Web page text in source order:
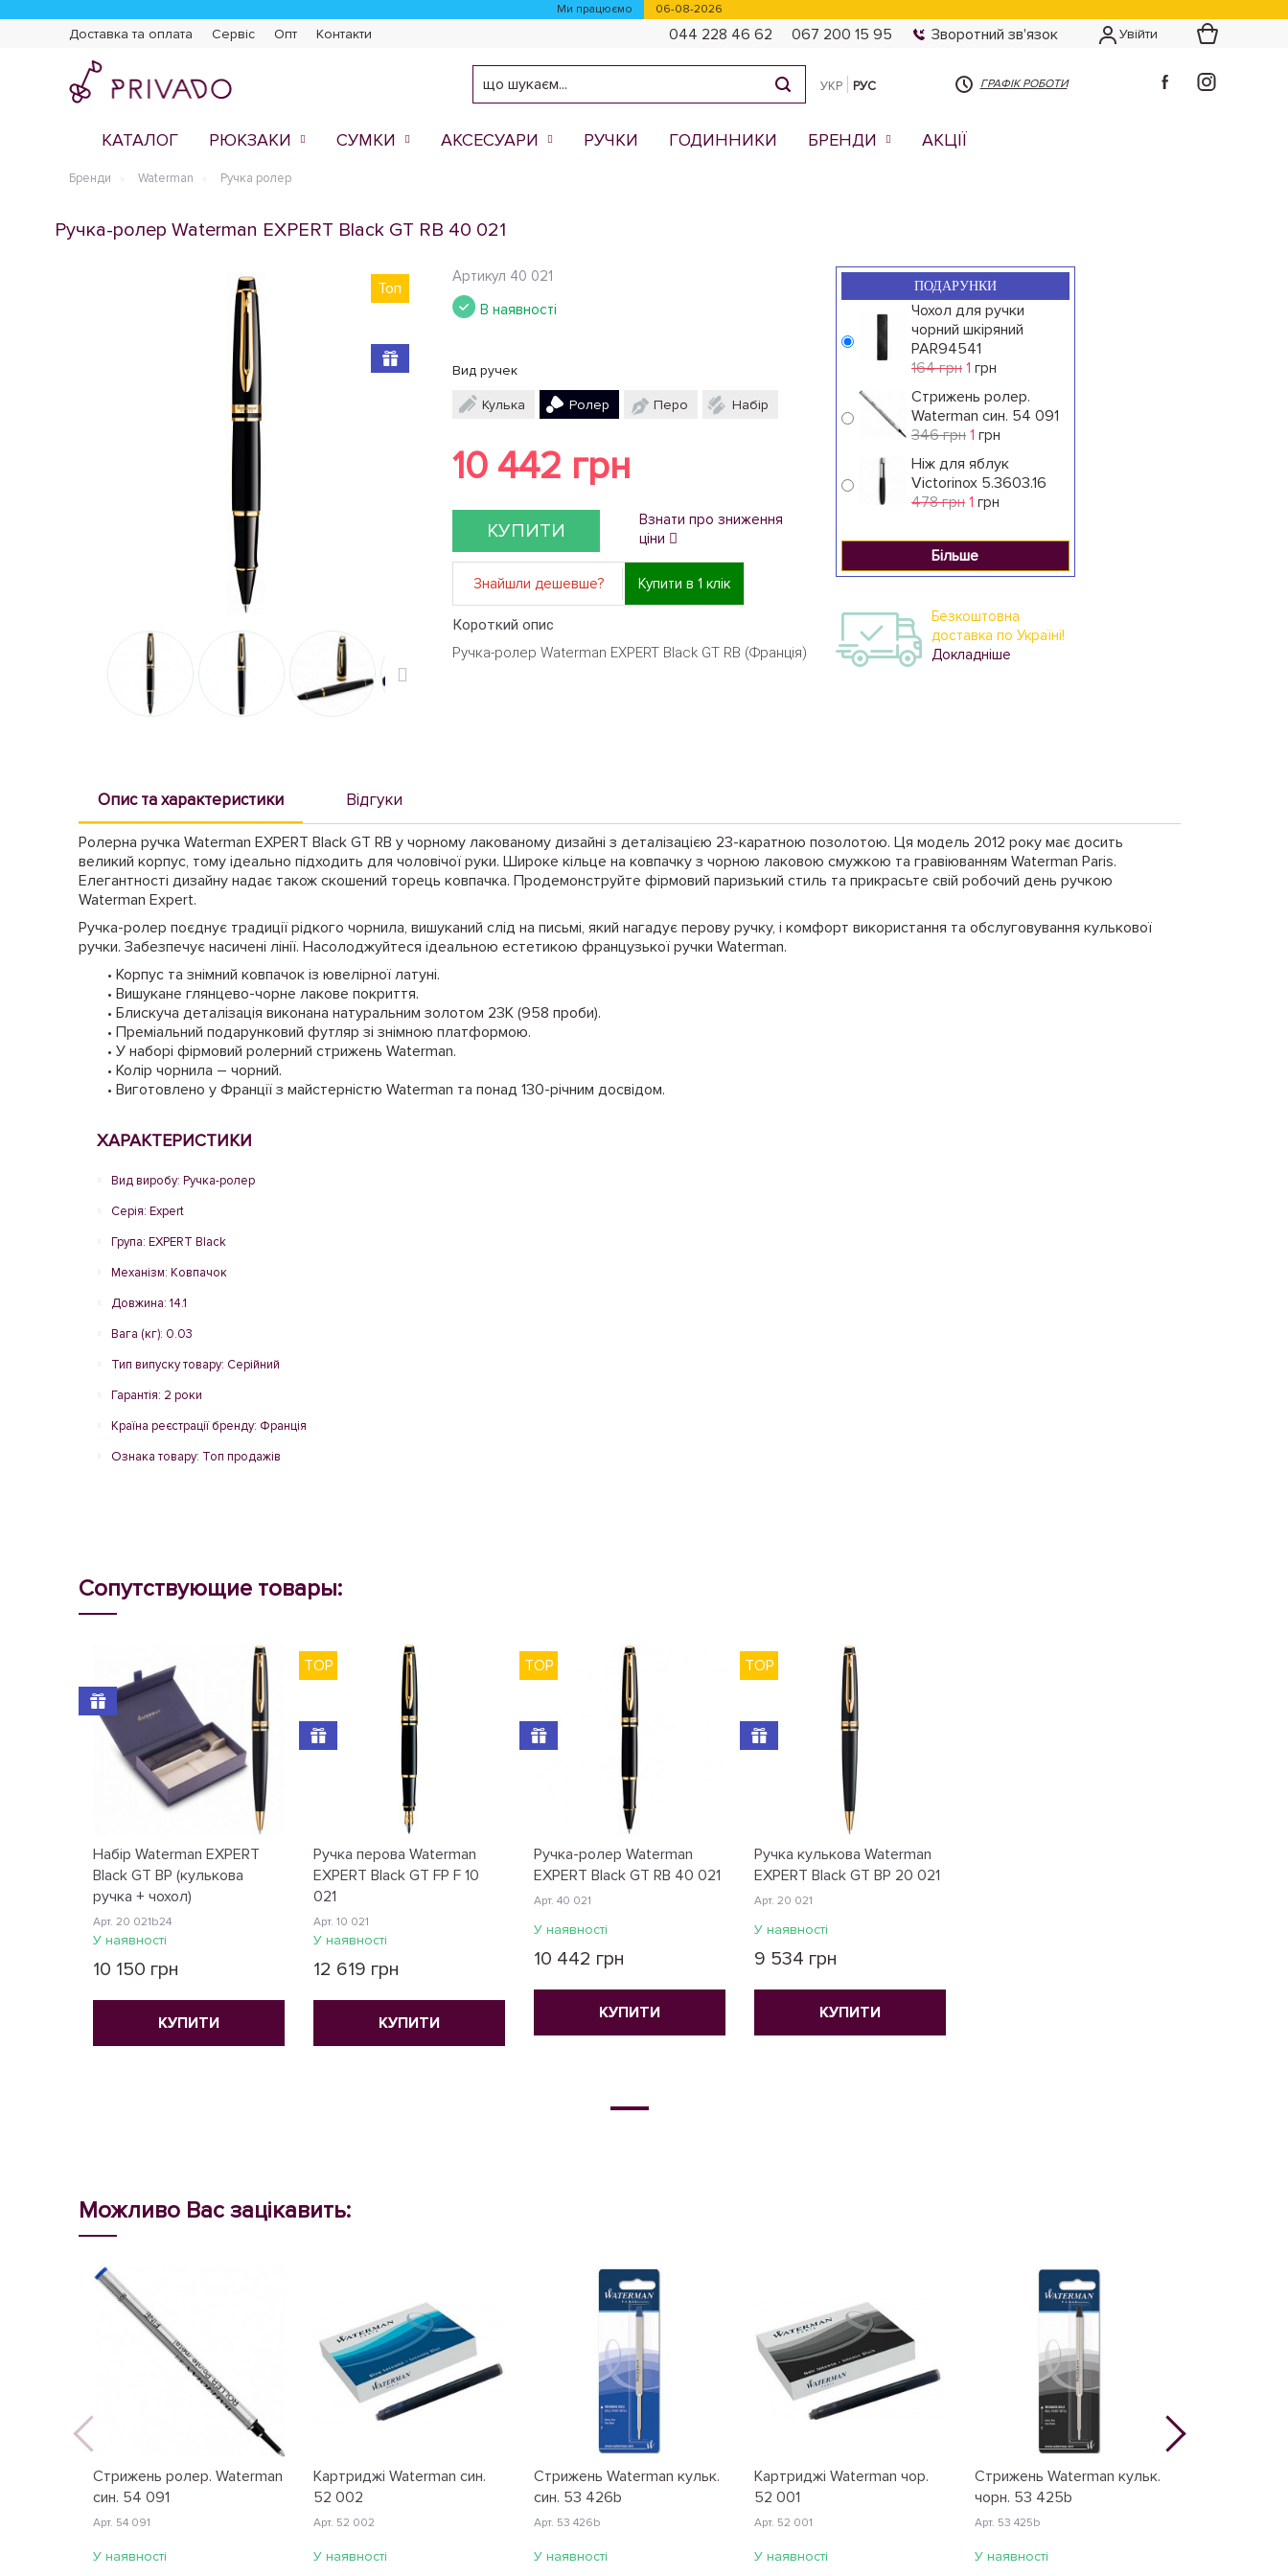
Ми працюємо 06-08-2026
Доставка та оплата Сервіс Опт Контакти 044 228 46 62 067 200 15 95 Зворотний зв'язок Увійти
УКР РУС ГРАФІК РОБОТИ
КАТАЛОГ РЮКЗАКИ СУМКИ АКСЕСУАРИ РУЧКИ ГОДИННИКИ БРЕНДИ АКЦІЇ
Бренди Waterman Ручка ролер
Ручка-ролер Waterman EXPERT Black GT RB 40 021
Топ
Артикул 40 021
В наявності
Вид ручек
Кулька Ролер Перо Набір
10 442 грн
КУПИТИ
Взнати про зниження
ціни
Знайшли дешевше? Купити в 1 клік
Короткий опис
Ручка-ролер Waterman EXPERT Black GT RB (Франція)
ПОДАРУНКИ
Чохол для ручки
чорний шкіряний
PAR94541
164 грн 1 грн
Стрижень ролер.
Waterman син. 54 091
346 грн 1 грн
Ніж для яблук
Victorinox 5.3603.16
478 грн 1 грн
Більше
Безкоштовна
доставка по Україні!
Докладніше
Опис та характеристики Відгуки
Ролерна ручка Waterman EXPERT Black GT RB у чорному лакованому дизайні з деталізацією 23-каратною позолотою. Ця модель 2012 року має досить
великий корпус, тому ідеально підходить для чоловічої руки. Широке кільце на ковпачку з чорною лаковою смужкою та гравіюванням Waterman Paris.
Елегантності дизайну надає також скошений торець ковпачка. Продемонструйте фірмовий паризький стиль та прикрасьте свій робочий день ручкою
Waterman Expert.
Ручка-ролер поєднує традиції рідкого чорнила, вишуканий слід на письмі, який нагадує перову ручку, і комфорт використання та обслуговування кулькової
ручки. Забезпечує насичені лінії. Насолоджуйтеся ідеальною естетикою французької ручки Waterman.
• Корпус та знімний ковпачок із ювелірної латуні.
• Вишукане глянцево-чорне лакове покриття.
• Блискуча деталізація виконана натуральним золотом 23К (958 проби).
• Преміальний подарунковий футляр зі знімною платформою.
• У наборі фірмовий ролерний стрижень Waterman.
• Колір чорнила – чорний.
• Виготовлено у Франції з майстерністю Waterman та понад 130-річним досвідом.
ХАРАКТЕРИСТИКИ
Вид виробу: Ручка-ролер
Серія: Expert
Група: EXPERT Black
Механізм: Ковпачок
Довжина: 14.1
Вага (кг): 0.03
Тип випуску товару: Серійний
Гарантія: 2 роки
Країна реєстрації бренду: Франція
Ознака товару: Топ продажів
Сопутствующие товары:
Набір Waterman EXPERT
Black GT BP (кулькова
ручка + чохол)
Арт. 20 021b24
У наявності
10 150 грн
КУПИТИ
Ручка перова Waterman
EXPERT Black GT FP F 10
021
Арт. 10 021
TOP
У наявності
12 619 грн
КУПИТИ
Ручка-ролер Waterman
EXPERT Black GT RB 40 021
Арт. 40 021
TOP
У наявності
10 442 грн
КУПИТИ
Ручка кулькова Waterman
EXPERT Black GT BP 20 021
Арт. 20 021
TOP
У наявності
9 534 грн
КУПИТИ
Можливо Вас зацікавить:
Стрижень ролер. Waterman
син. 54 091
Арт. 54 091
У наявності
Картриджі Waterman син.
52 002
Арт. 52 002
У наявності
Стрижень Waterman кульк.
син. 53 426b
Арт. 53 426b
У наявності
Картриджі Waterman чор.
52 001
Арт. 52 001
У наявності
Стрижень Waterman кульк.
чорн. 53 425b
Арт. 53 425b
У наявності